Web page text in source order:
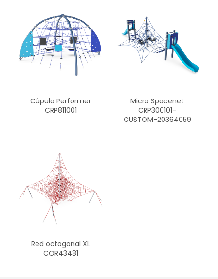
Cúpula Performer
CRP811001
Micro Spacenet
CRP300101-
CUSTOM-20364059
Red octogonal XL
COR43481